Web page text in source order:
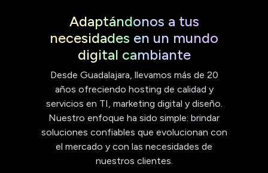
Adaptándonos a tus
necesidades en un mundo
digital cambiante
Desde Guadalajara, llevamos más de 20
años ofreciendo hosting de calidad y
servicios en TI, marketing digital y diseño.
Nuestro enfoque ha sido simple: brindar
soluciones confiables que evolucionan con
el mercado y con las necesidades de
nuestros clientes.